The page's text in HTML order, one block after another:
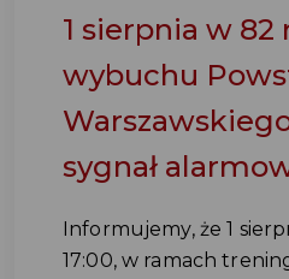
1 sierpnia w 82
wybuchu
Warszawskiego
sygnał
Informujemy, że 1
17:00, w ramach